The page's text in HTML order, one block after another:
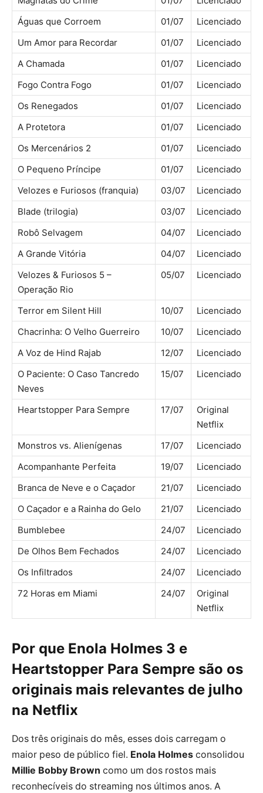
Águas que Corroem
01/07
Licenciado
Um Amor para Recordar
01/07
Licenciado
A Chamada
01/07
Licenciado
Fogo Contra Fogo
01/07
Licenciado
Os Renegados
01/07
Licenciado
A Protetora
01/07
Licenciado
Os Mercenários 2
01/07
Licenciado
O Pequeno Príncipe
01/07
Licenciado
Velozes e Furiosos (franquia)
03/07
Licenciado
Blade (trilogia)
03/07
Licenciado
Robô Selvagem
04/07
Licenciado
A Grande Vitória
04/07
Licenciado
Velozes & Furiosos 5 –
Operação Rio
05/07 Licenciado
Terror em Silent Hill 10/07
Licenciado
Chacrinha: O Velho Guerreiro
10/07
Licenciado
A Voz de Hind Rajab
12/07
Licenciado
O Paciente: O Caso Tancredo
Neves
15/07 Licenciado
Heartstopper Para Sempre 17/07
Original
Netflix
Monstros vs. Alienígenas
17/07
Licenciado
Acompanhante Perfeita
19/07
Licenciado
Branca de Neve e o Caçador
21/07
Licenciado
O Caçador e a Rainha do Gelo
21/07
Licenciado
Bumblebee
24/07
Licenciado
De Olhos Bem Fechados
24/07
Licenciado
Os Infiltrados
24/07
Licenciado
72 Horas em Miami
24/07
Original
Netflix
Por que Enola Holmes 3 e
Heartstopper Para Sempre são os
originais mais relevantes de julho
na Netflix
Dos três originais do mês, esses dois carregam o
maior peso de público fiel. Enola Holmes consolidou
Millie Bobby Brown como um dos rostos mais
reconhecíveis do streaming nos últimos anos. A